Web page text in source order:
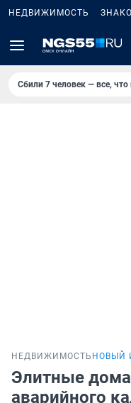
НЕДВИЖИМОСТЬ
Сбили 7 человек — все, что
НЕДВИЖИМОСТЬ НОВЫЙ
Элитные
аварийного